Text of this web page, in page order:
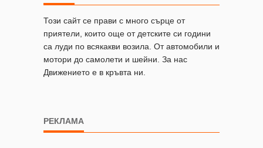
Този сайт се прави с много сърце от
приятели, които още от детските си години
са луди по всякакви возила. От автомобили и
мотори до самолети и шейни. За нас
Движението е в кръвта ни.
РЕКЛАМА